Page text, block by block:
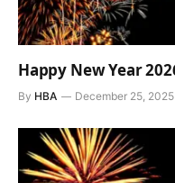
Happy New Year
By HBA December 25, 2025